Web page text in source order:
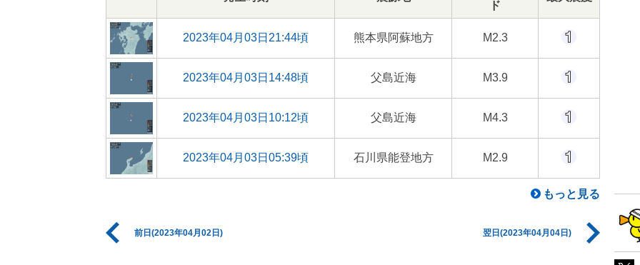
ド
2023年04月03日21:44頃 熊本県阿蘇地方 M2.3
2023年04月03日14:48頃 父島近海 M3.9
2023年04月03日10:12頃 父島近海 M4.3
2023年04月03日05:39頃 石川県能登地方 M2.9
もっと見る
前日(2023年04月02日) 翌日(2023年04月04日)